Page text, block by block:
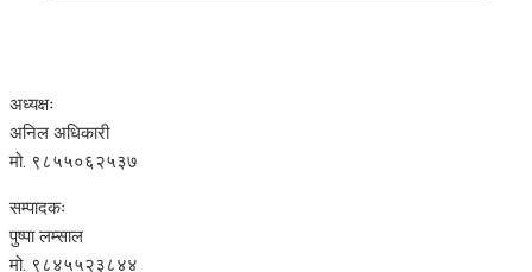
अध्यक्षः
अनिल अधिकारी
मो. ९८५५०६२५३७
सम्पादकः
पुष्पा लम्साल
मो. ९८४५५२३८४४